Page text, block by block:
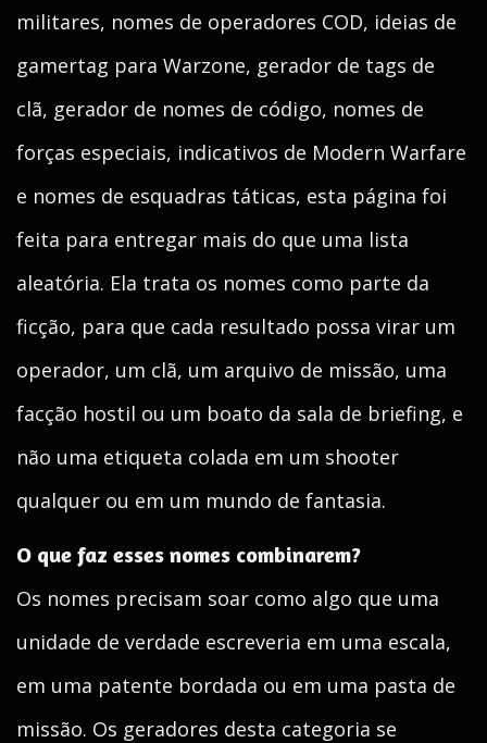
militares, nomes de operadores COD, ideias de
gamertag para Warzone, gerador de tags de
clã, gerador de nomes de código, nomes de
forças especiais, indicativos de Modern Warfare
e nomes de esquadras táticas, esta página foi
feita para entregar mais do que uma lista
aleatória. Ela trata os nomes como parte da
ficção, para que cada resultado possa virar um
operador, um clã, um arquivo de missão, uma
facção hostil ou um boato da sala de briefing, e
não uma etiqueta colada em um shooter
qualquer ou em um mundo de fantasia.
O que faz esses nomes combinarem?
Os nomes precisam soar como algo que uma
unidade de verdade escreveria em uma escala,
em uma patente bordada ou em uma pasta de
missão. Os geradores desta categoria se